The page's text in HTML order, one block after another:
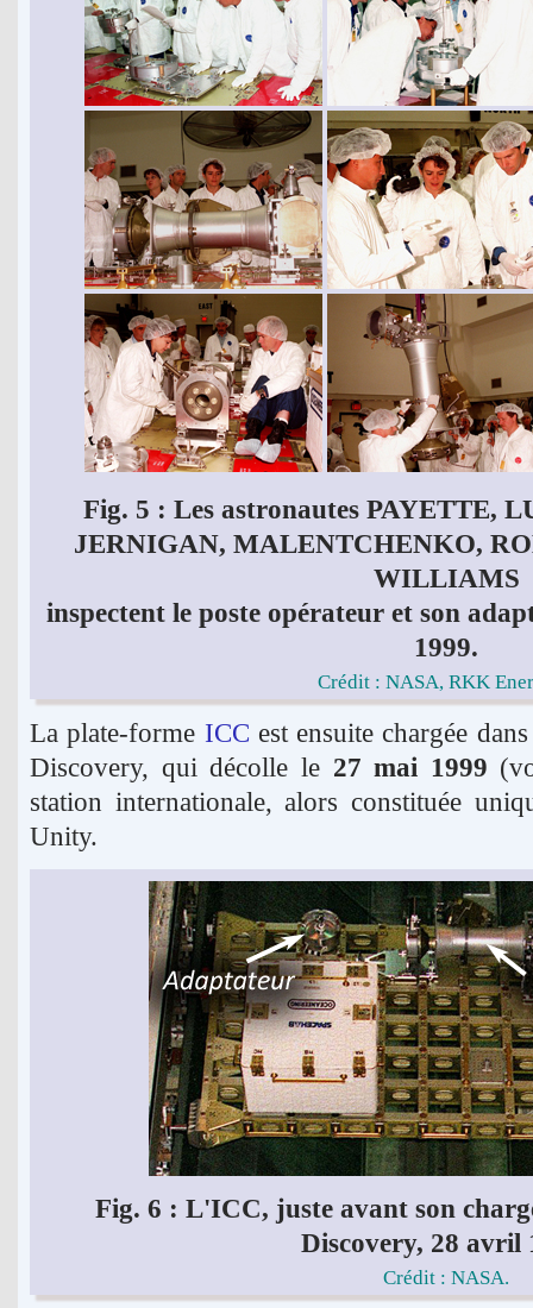
Fig. 5 : Les astronautes PAYETTE,
JERNIGAN, MALENTCHENKO,
WILLIAMS
inspectent le poste opérateur et son
1999.
Crédit : NASA, RKK
La plate-forme ICC est ensuite chargée
Discovery, qui décolle le 27 mai 1999
station internationale, alors constituée
Unity.
Fig. 6 : L'ICC, juste avant son
Discovery, 28 avril
Crédit : NASA.